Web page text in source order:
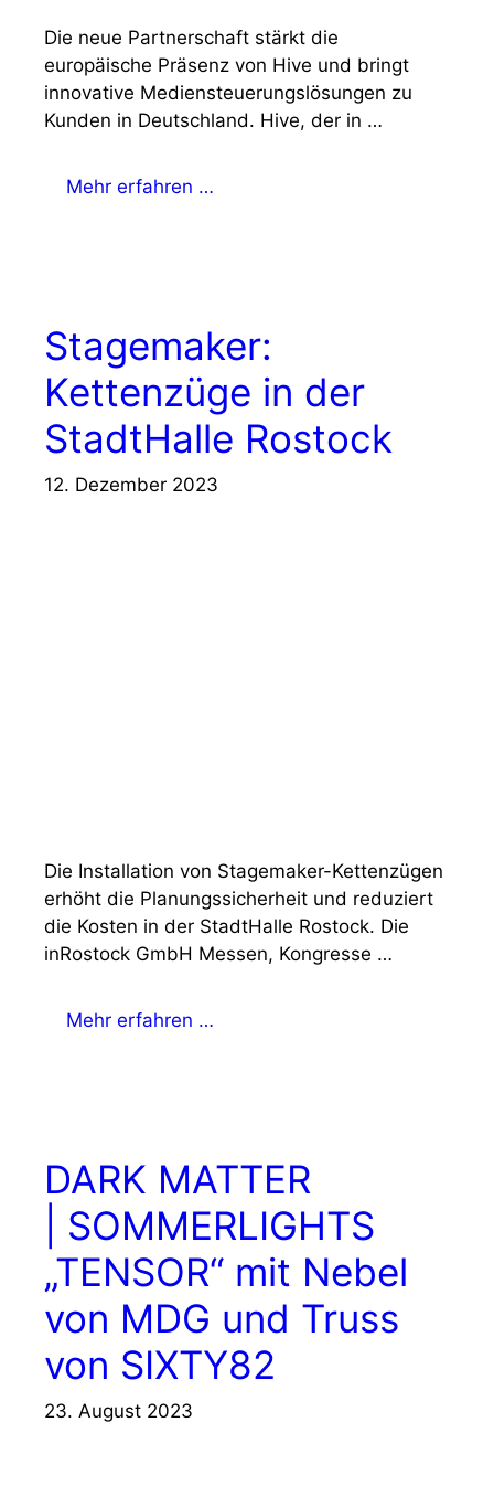
Die neue Partnerschaft stärkt die
europäische Präsenz von Hive und bringt
innovative Mediensteuerungslösungen zu
Kunden in Deutschland. Hive, der in …
Mehr erfahren …
Stagemaker:
Kettenzüge in der
StadtHalle Rostock
12. Dezember 2023
Die Installation von Stagemaker-Kettenzügen
erhöht die Planungssicherheit und reduziert
die Kosten in der StadtHalle Rostock. Die
inRostock GmbH Messen, Kongresse …
Mehr erfahren …
DARK MATTER
| SOMMERLIGHTS
„TENSOR“ mit Nebel
von MDG und Truss
von SIXTY82
23. August 2023